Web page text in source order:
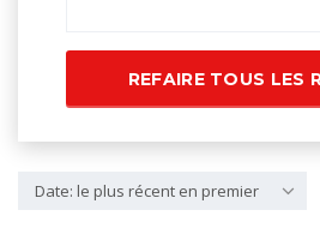
REFAIRE TOUS LES
Date: le plus récent en premier